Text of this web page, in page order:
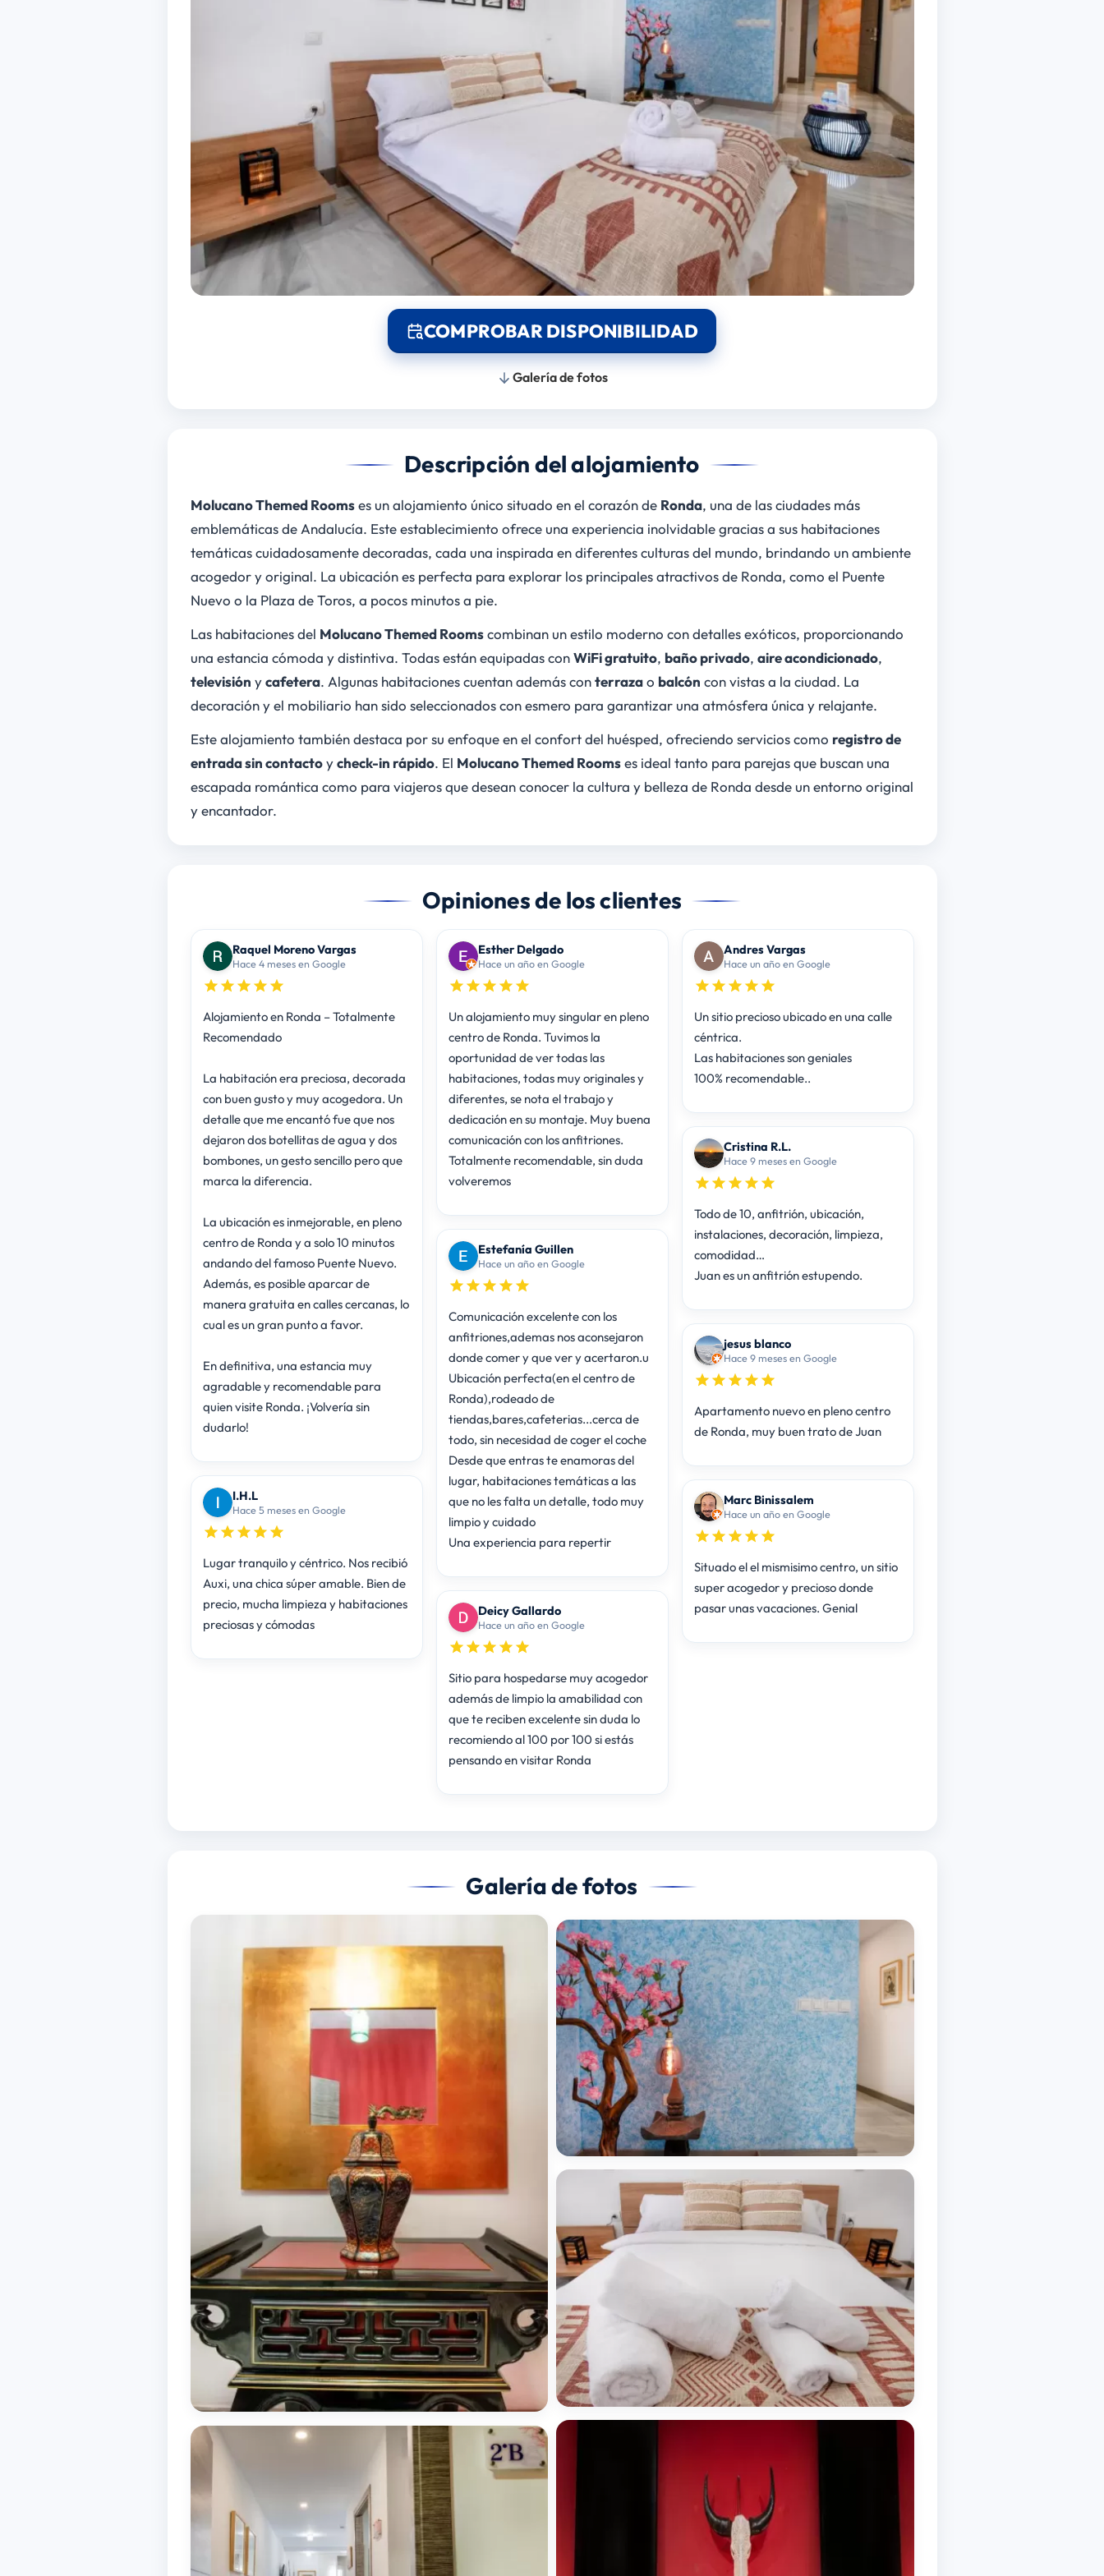
COMPROBAR DISPONIBILIDAD
Galería de fotos
Descripción del alojamiento
Molucano Themed Roomses un alojamiento único situado en el corazón de Ronda, una de las ciudades más
emblemáticas de Andalucía. Este establecimiento ofrece una experiencia inolvidable gracias a sus habitaciones
temáticas cuidadosamente decoradas, cada una inspirada en diferentes culturas del mundo, brindando un ambiente
acogedor y original. La ubicación es perfecta para explorar los principales atractivos de Ronda, como el Puente
Nuevo o la Plaza de Toros, a pocos minutos a pie.
Las habitaciones del Molucano Themed Roomscombinan un estilo moderno con detalles exóticos, proporcionando
una estancia cómoda y distintiva. Todas están equipadas conWiFi gratuito, baño privado, aire acondicionado,
televisión ycafetera. Algunas habitaciones cuentan además conterrazao balcón con vistas a la ciudad. La
decoración y el mobiliario han sido seleccionados con esmero para garantizar una atmósfera única y relajante.
Este alojamiento también destaca por su enfoque en el confort del huésped, ofreciendo servicios como registro de
entrada sin contactoycheck-in rápido. El Molucano Themed Roomses ideal tanto para parejas que buscan una
escapada romántica como para viajeros que desean conocer la cultura y belleza de Ronda desde un entorno original
y encantador.
Opiniones de los clientes
Raquel Moreno Vargas
Hace 4 meses en Google
Alojamiento en Ronda – Totalmente
Recomendado
La habitación era preciosa, decorada
con buen gusto y muy acogedora. Un
detalle que me encantó fue que nos
dejaron dos botellitas de agua y dos
bombones, un gesto sencillo pero que
marca la diferencia.
La ubicación es inmejorable, en pleno
centro de Ronda y a solo 10 minutos
andando del famoso Puente Nuevo.
Además, es posible aparcar de
manera gratuita en calles cercanas, lo
cual es un gran punto a favor.
En definitiva, una estancia muy
agradable y recomendable para
quien visite Ronda. ¡Volvería sin
dudarlo!
I.H.L
Hace 5 meses en Google
Lugar tranquilo y céntrico. Nos recibió
Auxi, una chica súper amable. Bien de
precio, mucha limpieza y habitaciones
preciosas y cómodas
Esther Delgado
Hace un año en Google
Un alojamiento muy singular en pleno
centro de Ronda. Tuvimos la
oportunidad de ver todas las
habitaciones, todas muy originales y
diferentes, se nota el trabajo y
dedicación en su montaje. Muy buena
comunicación con los anfitriones.
Totalmente recomendable, sin duda
volveremos
Estefanía Guillen
Hace un año en Google
Comunicación excelente con los
anfitriones,ademas nos aconsejaron
donde comer y que ver y acertaron.u
Ubicación perfecta(en el centro de
Ronda),rodeado de
tiendas,bares,cafeterias...cerca de
todo, sin necesidad de coger el coche
Desde que entras te enamoras del
lugar, habitaciones temáticas a las
que no les falta un detalle, todo muy
limpio y cuidado
Una experiencia para repertir
Deicy Gallardo
Hace un año en Google
Sitio para hospedarse muy acogedor
además de limpio la amabilidad con
que te reciben excelente sin duda lo
recomiendo al 100 por 100 si estás
pensando en visitar Ronda
Andres Vargas
Hace un año en Google
Un sitio precioso ubicado en una calle
céntrica.
Las habitaciones son geniales
100% recomendable..
Cristina R.L.
Hace 9 meses en Google
Todo de 10, anfitrión, ubicación,
instalaciones, decoración, limpieza,
comodidad…
Juan es un anfitrión estupendo.
jesus blanco
Hace 9 meses en Google
Apartamento nuevo en pleno centro
de Ronda, muy buen trato de Juan
Marc Binissalem
Hace un año en Google
Situado el el mismisimo centro, un sitio
super acogedor y precioso donde
pasar unas vacaciones. Genial
Galería de fotos